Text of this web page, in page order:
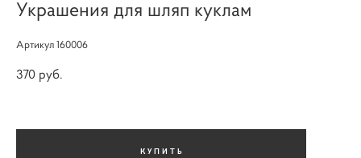
Украшения для шляп куклам
Артикул 160006
370 pуб.
КУПИТЬ